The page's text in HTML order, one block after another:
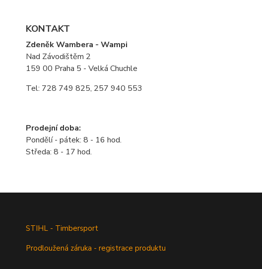
KONTAKT
Zdeněk Wambera - Wampi
Nad Závodištěm 2
159 00 Praha 5 - Velká Chuchle
Tel: 728 749 825, 257 940 553
Prodejní doba:
Pondělí - pátek: 8 - 16 hod.
Středa: 8 - 17 hod.
STIHL - Timbersport
Prodloužená záruka - registrace produktu